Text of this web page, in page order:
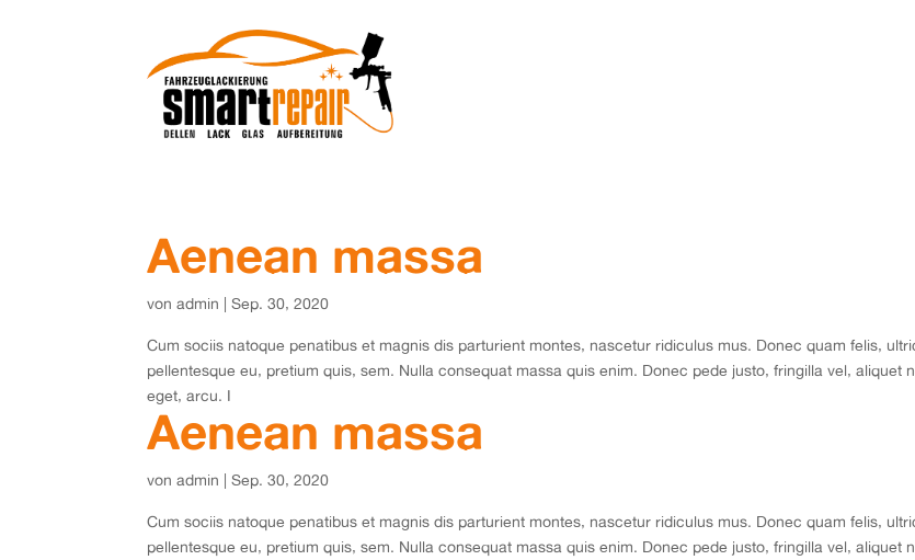
Aenean massa
vonadmin |Sep. 30, 2020
Cum sociis natoque penatibus et magnis dis parturient montes, nascetur ridiculus mus. Donec quam felis,
pellentesque eu, pretium quis, sem. Nulla consequat massa quis enim. Donec pede justo, fringilla vel, aliquet
eget, arcu. I
Aenean massa
vonadmin |Sep. 30, 2020
Cum sociis natoque penatibus et magnis dis parturient montes, nascetur ridiculus mus. Donec quam felis,
pellentesque eu, pretium quis, sem. Nulla consequat massa quis enim. Donec pede justo, fringilla vel, aliquet